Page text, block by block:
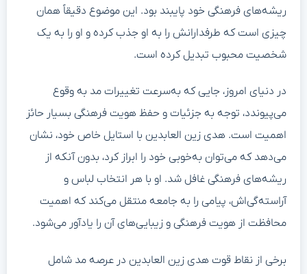
ریشه‌های فرهنگی خود پایبند بود. این موضوع دقیقاً همان
چیزی است که طرفدارانش را به او جذب کرده و او را به یک
شخصیت محبوب تبدیل کرده است.
در دنیای امروز، جایی که به‌سرعت تغییرات مد به وقوع
می‌پیوندد، توجه به جزئیات و حفظ هویت فرهنگی بسیار حائز
اهمیت است. هدی زین العابدین با استایل خاص خود، نشان
می‌دهد که می‌توان به‌خوبی خود را ابراز کرد، بدون آنکه از
ریشه‌های فرهنگی غافل شد. او با هر انتخاب لباس و
آراسته‌گی‌اش، پیامی را به جامعه منتقل می‌کند که اهمیت
محافظت از هویت فرهنگی و زیبایی‌های آن را یادآور می‌شود.
برخی از نقاط قوت هدی زین العابدین در عرصه مد شامل